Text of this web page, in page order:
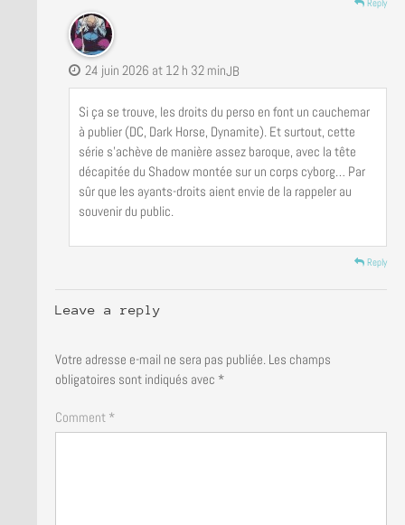
JB
24 juin 2026 at 12 h 32 min
Si ça se trouve, les droits du perso en font un cauchemar
à publier (DC, Dark Horse, Dynamite). Et surtout, cette
série s’achève de manière assez baroque, avec la tête
décapitée du Shadow montée sur un corps cyborg… Par
sûr que les ayants-droits aient envie de la rappeler au
souvenir du public.
Reply
Leave a reply
Votre adresse e-mail ne sera pas publiée. Les champs
obligatoires sont indiqués avec *
Comment *